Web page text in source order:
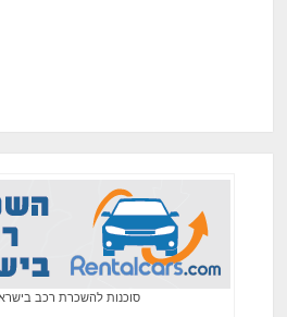
סוכנות להשכרת רכב